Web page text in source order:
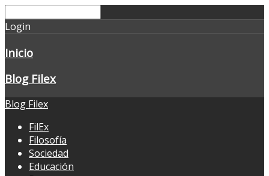
Login
Inicio
Blog Filex
Blog Filex
FilEx
Filosofía
Sociedad
Educación